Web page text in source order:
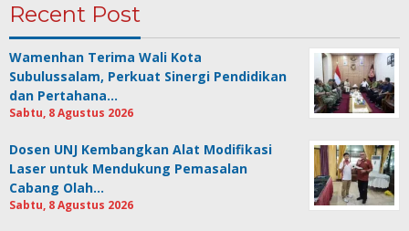
Recent Post
Wamenhan Terima Wali Kota
Subulussalam, Perkuat Sinergi Pendidikan
dan Pertahana…
Sabtu, 8 Agustus 2026
Dosen UNJ Kembangkan Alat Modifikasi
Laser untuk Mendukung Pemasalan
Cabang Olah…
Sabtu, 8 Agustus 2026